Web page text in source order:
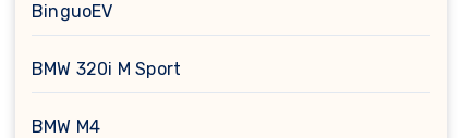
BinguoEV
BMW 320i M Sport
BMW M4